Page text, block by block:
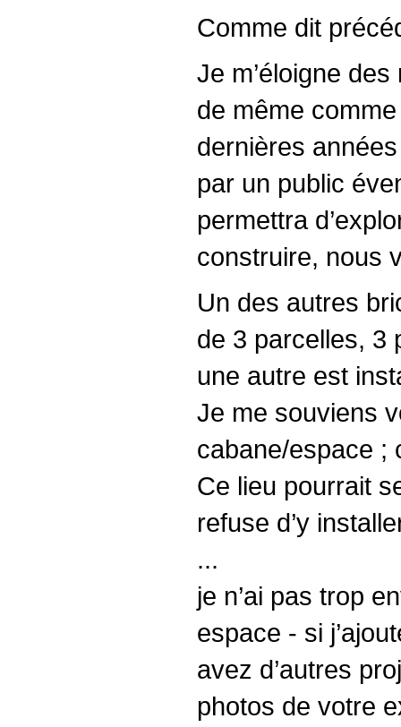
Comme dit
Je m’éloigne
de même
dernières
par un public
permettra
construire, nous
Un des autres
de 3 parcelles, 3
une autre est
Je me souviens
cabane/espace ;
Ce lieu pourrait
refuse d’y
...
je n’ai pas trop
espace - si
avez d’autres
photos de votre